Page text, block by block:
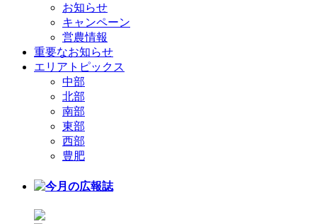
お知らせ
キャンペーン
営農情報
重要なお知らせ
エリアトピックス
中部
北部
南部
東部
西部
豊肥